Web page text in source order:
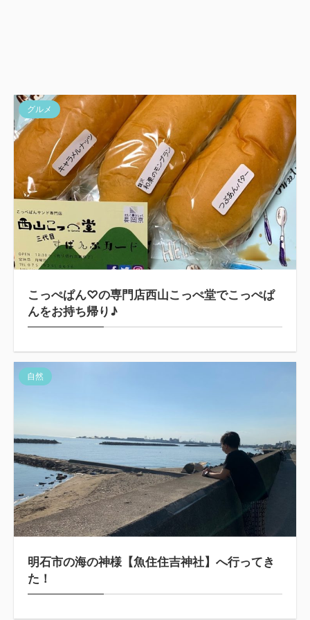
グルメ
こっぺぱん♡の専門店西山こっぺ堂でこっぺぱ
んをお持ち帰り♪
自然
明石市の海の神様【魚住住吉神社】へ行ってき
た！